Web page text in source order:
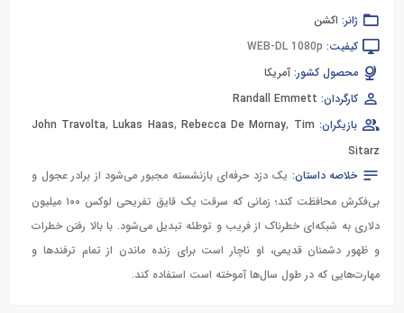
ژانر: اکشن
کیفیت: WEB-DL 1080p
محصول کشور: آمریکا
کارگردان: Randall Emmett
بازیگران:
John Travolta,Lukas Haas, Rebecca De Mornay, Tim
Sitarz
خلاصه داستان: یک دزد حرفه‌ای بازنشسته مجبور می‌شود از برادر عجول و
بی‌فکرش محافظت کند؛ زمانی که سرقت یک قایق تفریحی لوکس ۱۰۰ میلیون
دلاری به شبکه‌ای خطرناک از فریب و توطئه تبدیل می‌شود. با بالا رفتن خطرات
و ظهور دشمنان قدیمی، او ناچار است برای زنده ماندن از تمام ترفندها و
مهارت‌هایی که در طول سال‌ها آموخته است استفاده کند.